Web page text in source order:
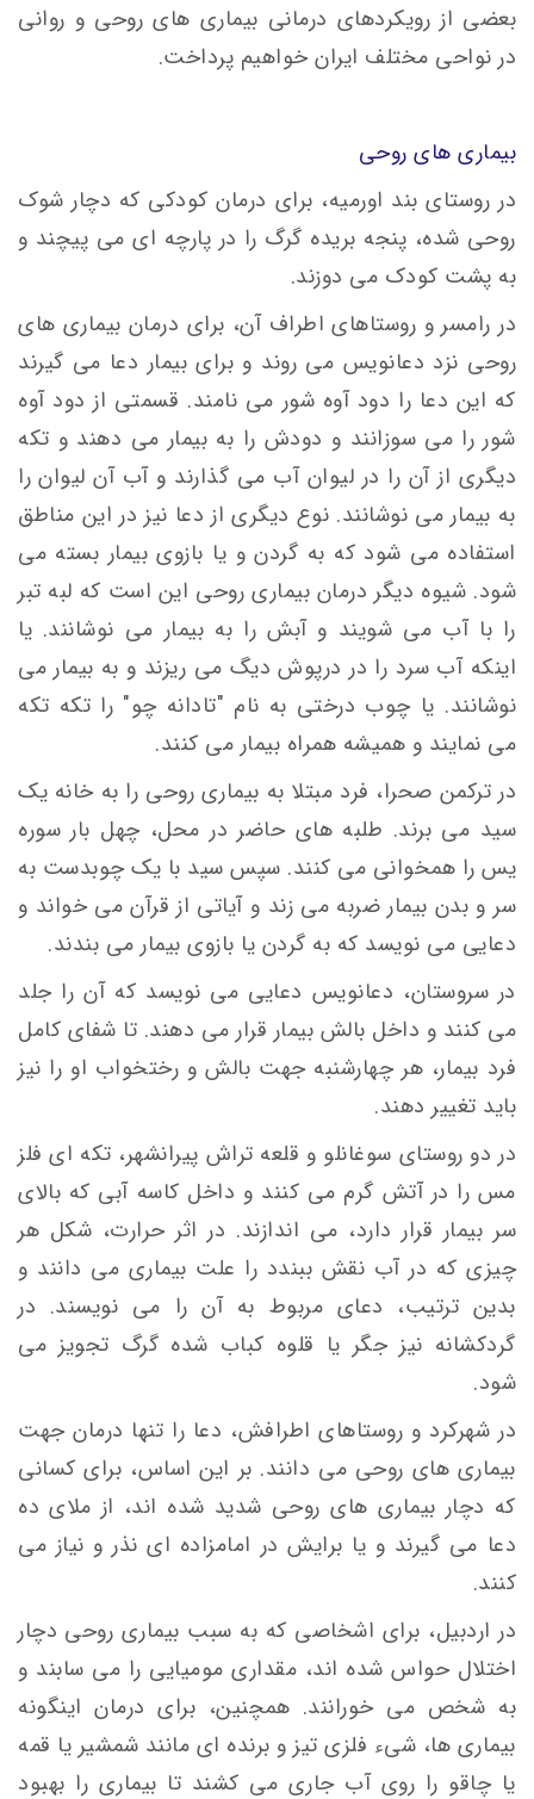
بعضی از رویکردهای درمانی بیماری های روحی و روانی
در نواحی مختلف ایران خواهیم پرداخت.
بیماری های روحی
در روستای بند اورمیه، برای درمان کودکی که دچار شوک
روحی شده، پنجه بریده گرگ را در پارچه ای می پیچند و
به پشت کودک می دوزند.
در رامسر و روستاهای اطراف آن، برای درمان بيماری های
روحی نزد دعانويس می روند و برای بيمار دعا می گيرند
كه اين دعا را دود آوه شور می نامند. قسمتی از دود آوه
شور را می سوزانند و دودش را به بيمار می دهند و تكه
ديگری از آن را در ليوان آب می گذارند و آب آن لیوان را
به بيمار می نوشانند. نوع ديگری از دعا نیز در این مناطق
استفاده می شود كه به گردن و يا بازوی بيمار بسته می
شود. شيوه ديگر درمان بيماری روحی اين است كه لبه تبر
را با آب می شویند و آبش را به بيمار می نوشانند. يا
اينكه آب سرد را در درپوش ديگ می ریزند و به بيمار می
نوشانند. یا چوب درختی به نام "تادانه چو" را تكه تكه
می نمایند و همیشه همراه بيمار می كنند.
در ترکمن صحرا، فرد مبتلا به بیماری روحی را به خانه یک
سید می برند. طلبه های حاضر در محل، چهل بار سوره
یس را همخوانی می کنند. سپس سید با یک چوبدست به
سر و بدن بیمار ضربه می زند و آیاتی از قرآن می خواند و
دعایی می نویسد که به گردن یا بازوی بیمار می بندند.
در سروستان، دعانویس دعایی می نویسد که آن را جلد
می کنند و داخل بالش بیمار قرار می دهند. تا شفای کامل
فرد بیمار، هر چهارشنبه جهت بالش و رختخواب او را نیز
باید تغییر دهند.
در دو روستای سوغانلو و قلعه تراش پیرانشهر، تكه ای فلز
مس را در آتش گرم می کنند و داخل كاسه آبی كه بالای
سر بيمار قرار دارد، می اندازند. در اثر حرارت، شكل هر
چيزی كه در آب نقش ببندد را علت بيماری می دانند و
بدين ترتيب، دعای مربوط به آن را می نویسند. در
گردكشانه نیز جگر يا قلوه كباب شده گرگ تجويز می
شود.
در شهرکرد و روستاهای اطرافش، دعا را تنها درمان جهت
بيماری های روحی می دانند. بر این اساس، برای كسانی
كه دچار بيماری های روحی شديد شده اند، از ملای ده
دعا می گيرند و يا برايش در امامزاده ای نذر و نياز می
كنند.
در اردبیل، برای اشخاصی كه به سبب بيماری روحی دچار
اختلال حواس شده اند، مقداری موميایی را می سابند و
به شخص می خورانند. همچنين، برای درمان اينگونه
بيماری ها، شیء فلزی تيز و برنده ای مانند شمشير يا قمه
يا چاقو را روی آب جاری می كشند تا بيماری را بهبود